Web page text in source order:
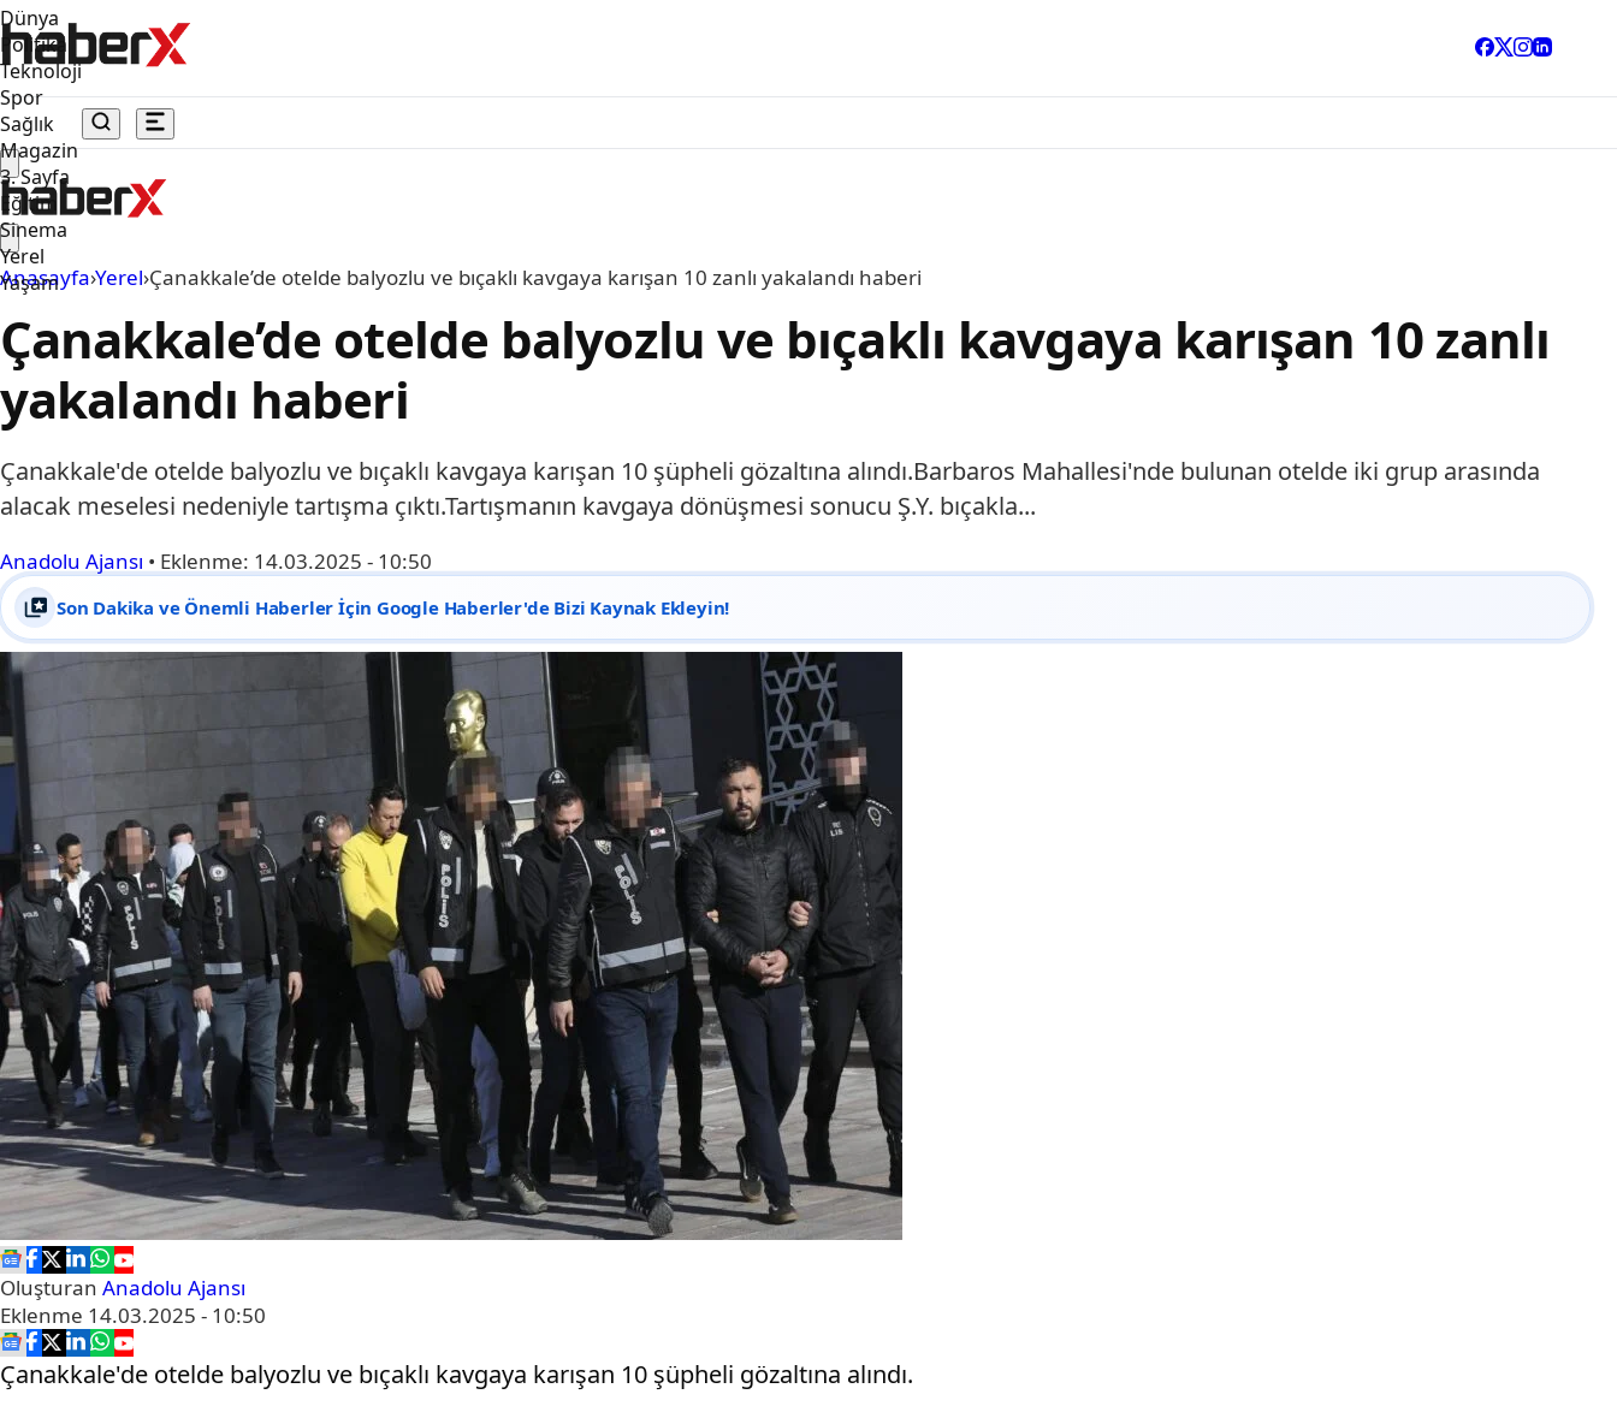
Dünya
Politika
Teknoloji
Spor
Sağlık
Magazin
3. Sayfa
Eğitim
Sinema
Yerel
Yaşam
Anasayfa›Yerel›Çanakkale’de otelde balyozlu ve bıçaklı kavgaya karışan 10 zanlı yakalandı haberi
Çanakkale’de otelde balyozlu ve bıçaklı kavgaya karışan 10 zanlı
yakalandı haberi
Çanakkale'de otelde balyozlu ve bıçaklı kavgaya karışan 10 şüpheli gözaltına alındı.Barbaros Mahallesi'nde bulunan otelde iki grup arasında
alacak meselesi nedeniyle tartışma çıktı.Tartışmanın kavgaya dönüşmesi sonucu Ş.Y. bıçakla...
Anadolu Ajansı • Eklenme: 14.03.2025 - 10:50
Son Dakika ve Önemli Haberler İçin Google Haberler'de Bizi Kaynak Ekleyin!
Oluşturan Anadolu Ajansı
Eklenme 14.03.2025 - 10:50
Çanakkale'de otelde balyozlu ve bıçaklı kavgaya karışan 10 şüpheli gözaltına alındı.